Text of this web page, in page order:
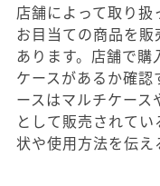
店舗によって取り扱
お目当ての商品を
あります。店舗で
ケースがあるか確
ースはマルチケー
として販売されて
状や使用方法を伝え